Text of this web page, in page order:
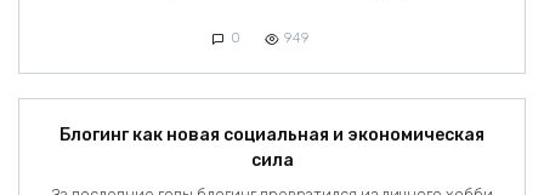
0 949
Блогинг как новая социальная и экономическая
сила